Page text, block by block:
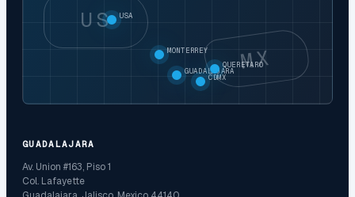
US
MX
USA
MONTERREY
GUADALAJARA
CDMX
QUERETARO
GUADALAJARA
Av. Union #163, Piso 1
Col. Lafayette